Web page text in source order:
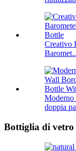
Creativo
Moderno
doppia
Bottiglia di vetro